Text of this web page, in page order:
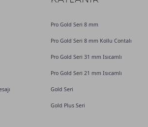
Pro Gold Seri 8 mm
Pro Gold Seri 8 mm Kollu Contalı
Pro Gold Seri 31 mm Isıcamlı
Pro Gold Seri 21 mm Isıcamlı
Gold Seri
Gold Plus Seri